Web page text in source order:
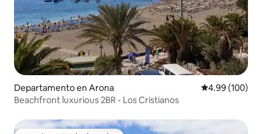
Departamento en Arona Calificación
4.99 (100)
Beachfront luxurious 2BR - Los Cristianos